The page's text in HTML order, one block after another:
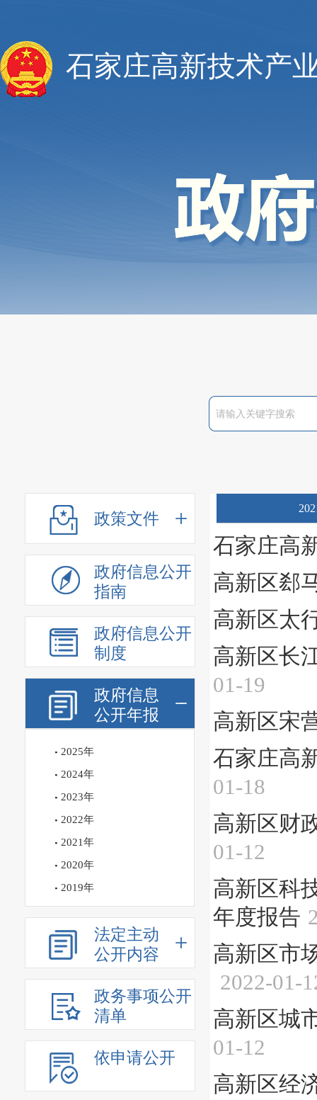
石家庄高新技术产
政策文件
政府信息公开
指南
政府信息公开
制度
政府信息
公开年报
2025年
2024年
2023年
2022年
2021年
2020年
2019年
法定主动
公开内容
政务事项公开
清单
依申请公开
石家庄高
高新区郄
高新区太
高新区长
01-19
高新区宋
石家庄高
01-18
高新区财
01-12
高新区科
年度报告
高新区市
2022-01-
高新区城
01-12
高新区经